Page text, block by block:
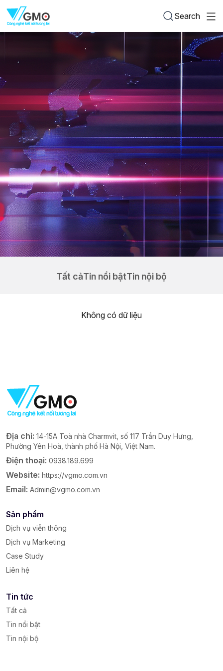
Search
Tất cảTin nổi bậtTin nội bộ
Không có dữ liệu
Địa chỉ: 14-15A Toà nhà Charmvit, số 117 Trần Duy Hưng,
Phường Yên Hoà, thành phố Hà Nội, Việt Nam.
Điện thoại: 0938.189.699
Website: https://vgmo.com.vn
Email: Admin@vgmo.com.vn
Sản phẩm
Dịch vụ viễn thông
Dịch vụ Marketing
Case Study
Liên hệ
Tin tức
Tất cả
Tin nổi bật
Tin nội bộ